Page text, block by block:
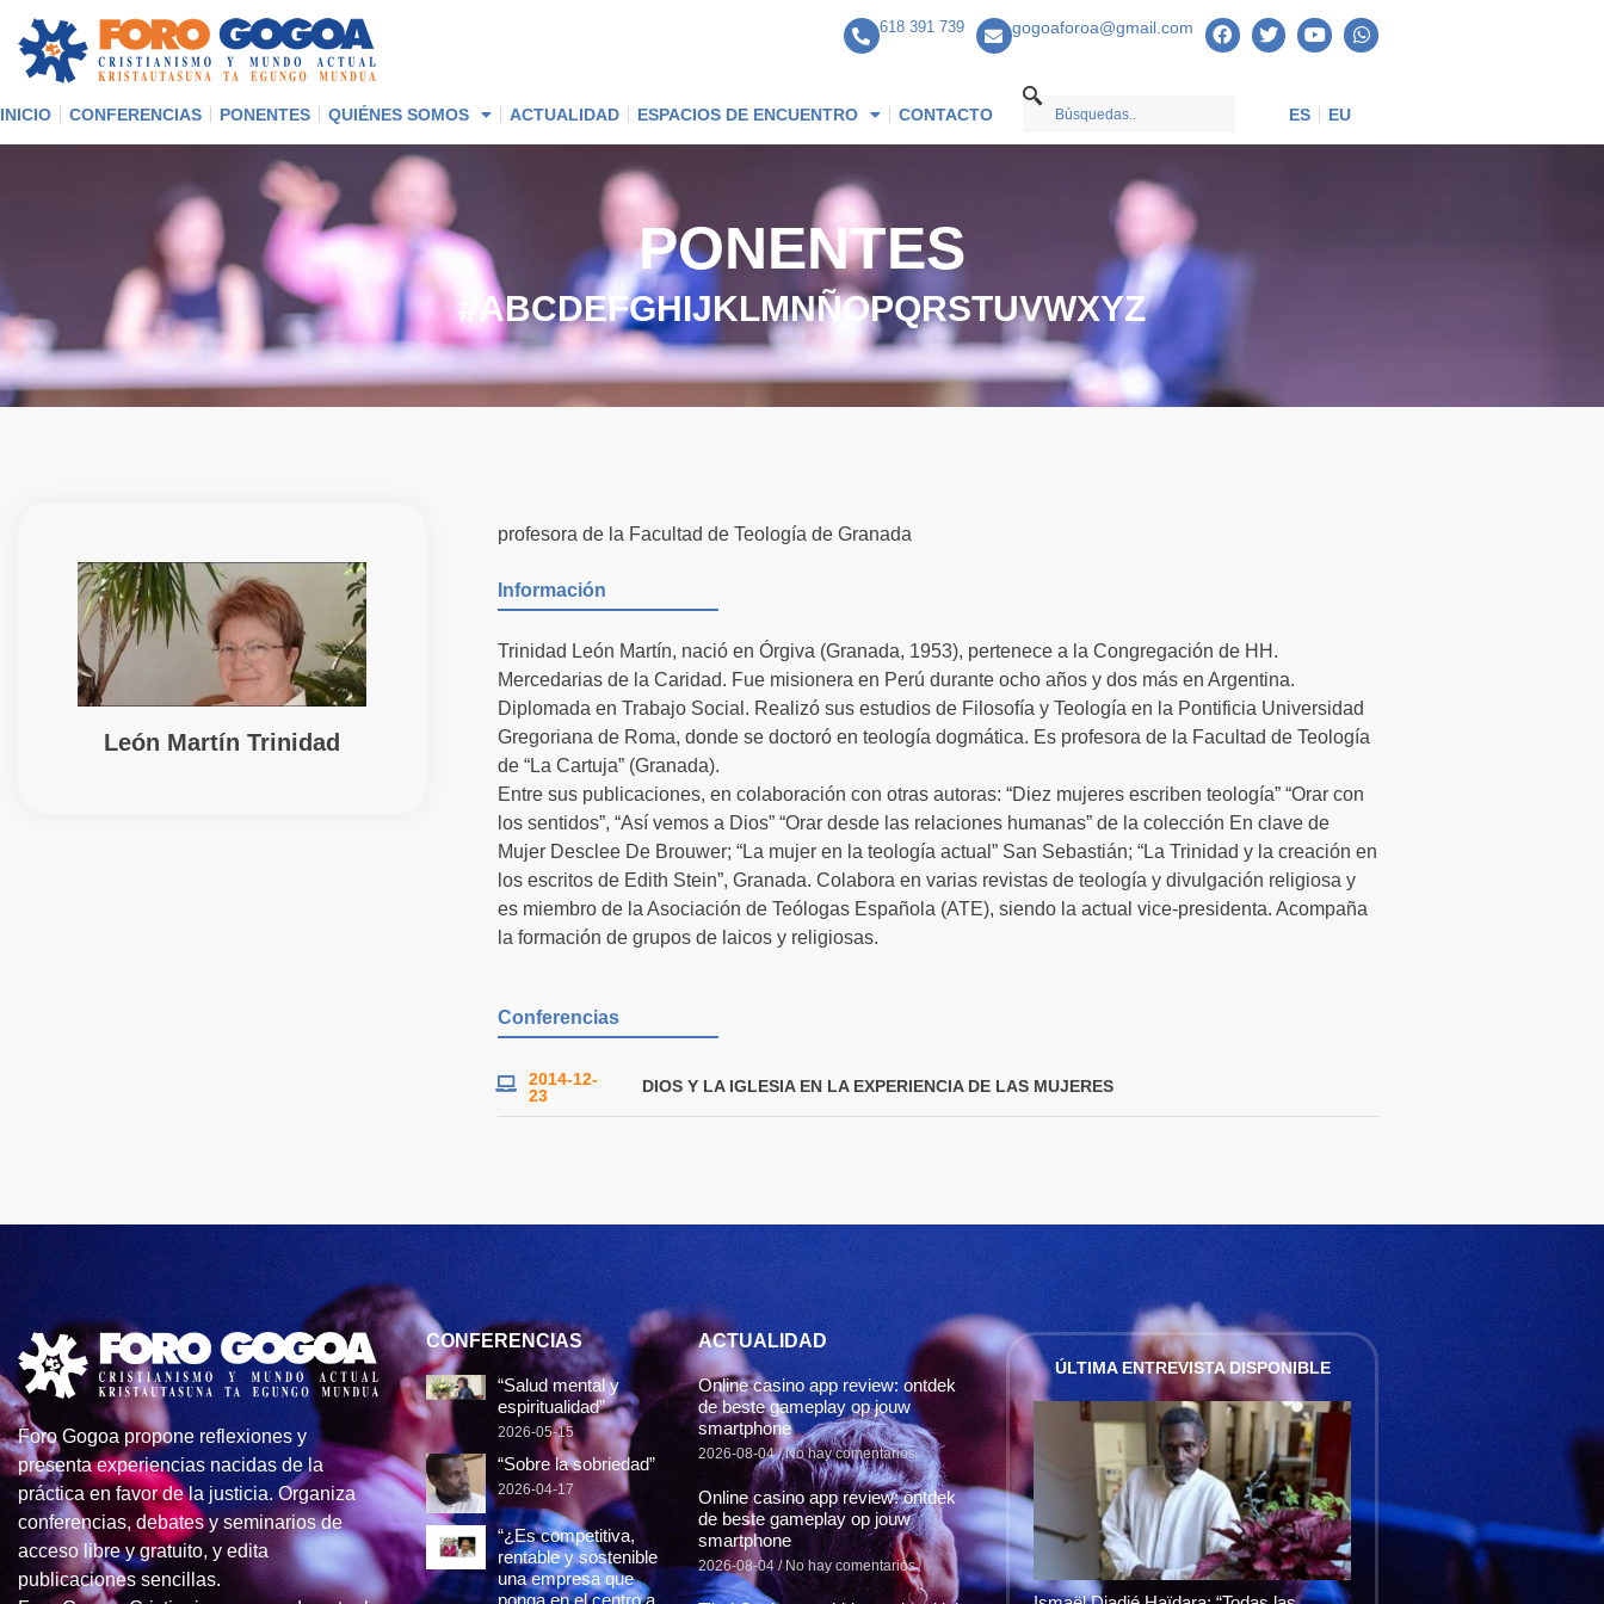
618 391 739 gogoaforoa@gmail.com
INICIO CONFERENCIAS PONENTES QUIÉNES SOMOS ACTUALIDAD ESPACIOS DE ENCUENTRO CONTACTO ES EU
PONENTES
# ABCDEFGHIJKLMNÑOPQRSTUVWXYZ
León Martín Trinidad
profesora de la Facultad de Teología de Granada
Información
Trinidad León Martín, nació en Órgiva (Granada, 1953), pertenece a la Congregación de HH.
Mercedarias de la Caridad. Fue misionera en Perú durante ocho años y dos más en Argentina.
Diplomada en Trabajo Social. Realizó sus estudios de Filosofía y Teología en la Pontificia Universidad
Gregoriana de Roma, donde se doctoró en teología dogmática. Es profesora de la Facultad de Teología
de “La Cartuja” (Granada).
Entre sus publicaciones, en colaboración con otras autoras: “Diez mujeres escriben teología” “Orar con
los sentidos”, “Así vemos a Dios” “Orar desde las relaciones humanas” de la colección En clave de
Mujer Desclee De Brouwer; “La mujer en la teología actual” San Sebastián; “La Trinidad y la creación en
los escritos de Edith Stein”, Granada. Colabora en varias revistas de teología y divulgación religiosa y
es miembro de la Asociación de Teólogas Española (ATE), siendo la actual vice-presidenta. Acompaña
la formación de grupos de laicos y religiosas.
Conferencias
2014-12-
23
DIOS Y LA IGLESIA EN LA EXPERIENCIA DE LAS MUJERES
Foro Gogoa propone reflexiones y
presenta experiencias nacidas de la
práctica en favor de la justicia. Organiza
conferencias, debates y seminarios de
acceso libre y gratuito, y edita
publicaciones sencillas.
CONFERENCIAS
“Salud mental y
espiritualidad”
2026-05-15
“Sobre la sobriedad”
2026-04-17
“¿Es competitiva,
rentable y sostenible
una empresa que
ponga en el centro a
ACTUALIDAD
Online casino app review: ontdek
de beste gameplay op jouw
smartphone
2026-08-04 No hay comentarios
Online casino app review: ontdek
de beste gameplay op jouw
smartphone
2026-08-04 No hay comentarios
ÚLTIMA ENTREVISTA DISPONIBLE